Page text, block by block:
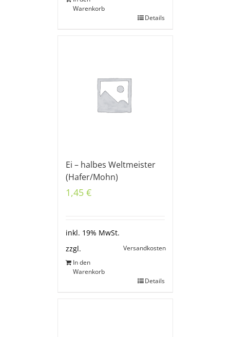
Warenkorb
Details
Ei – halbes Weltmeister
(Hafer/Mohn)
1,45 €
inkl. 19% MwSt.
zzgl.
Versandkosten
In den
Warenkorb
Details